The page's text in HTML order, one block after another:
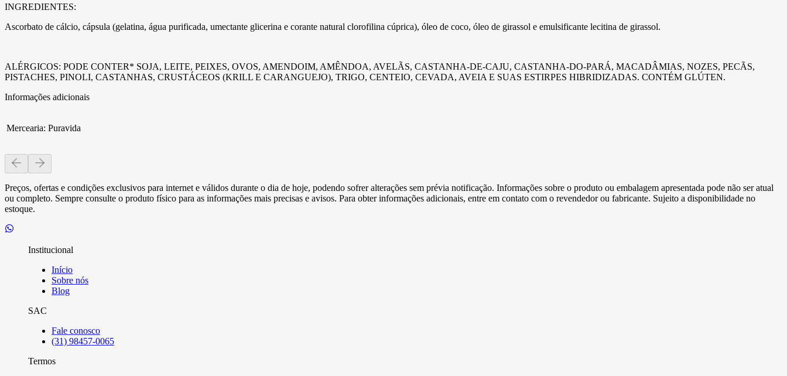
INGREDIENTES:
Ascorbato de cálcio, cápsula (gelatina, água purificada, umectante glicerina e corante natural clorofilina cúprica), óleo de coco, óleo de girassol e emulsificante lecitina de girassol.
ALÉRGICOS: PODE CONTER* SOJA, LEITE, PEIXES, OVOS, AMENDOIM, AMÊNDOA, AVELÃS, CASTANHA-DE-CAJU, CASTANHA-DO-PARÁ, MACADÂMIAS, NOZES, PECÃS,
PISTACHES, PINOLI, CASTANHAS, CRUSTÁCEOS (KRILL E CARANGUEJO), TRIGO, CENTEIO, CEVADA, AVEIA E SUAS ESTIRPES HIBRIDIZADAS. CONTÉM GLÚTEN.
Informações adicionais
Mercearia: Puravida
Preços, ofertas e condições exclusivos para internet e válidos durante o dia de hoje, podendo sofrer alterações sem prévia notificação. Informações sobre o produto ou embalagem apresentada pode não ser atual
ou completo. Sempre consulte o produto físico para as informações mais precisas e avisos. Para obter informações adicionais, entre em contato com o revendedor ou fabricante. Sujeito a disponibilidade no
estoque.
Institucional
Início
Sobre nós
Blog
SAC
Fale conosco
(31) 98457-0065
Termos